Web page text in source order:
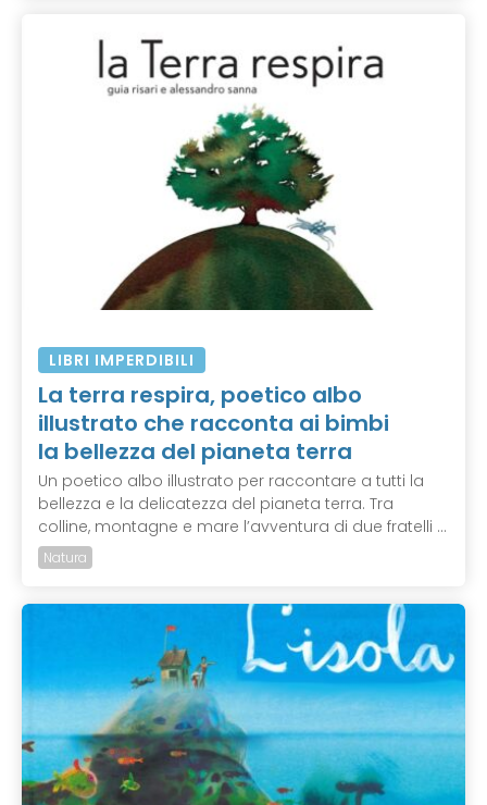
LIBRI IMPERDIBILI
La terra respira, poetico albo
illustrato che racconta ai bimbi
la bellezza del pianeta terra
Un poetico albo illustrato per raccontare a tutti la
bellezza e la delicatezza del pianeta terra. Tra
colline, montagne e mare l’avventura di due fratelli ...
Natura